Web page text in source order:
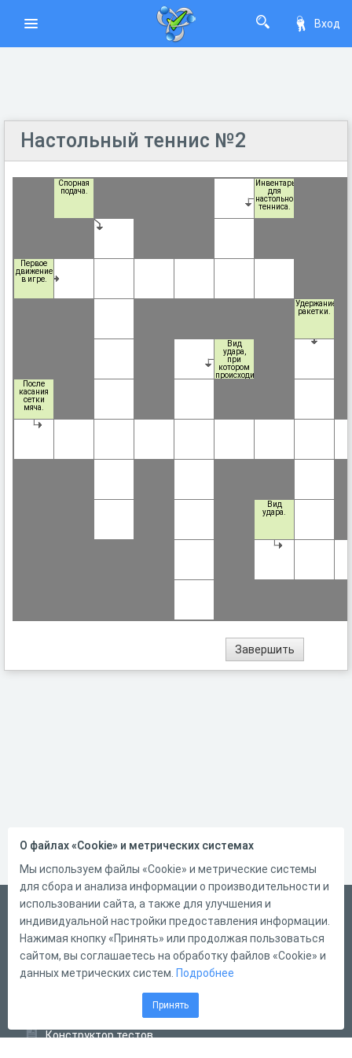
Вход
Настольный теннис №2
Спорная
подача.
Инвентарь
для
настольного
тенниса.
Первое
движение
в игре.
Удержание
ракетки.
Вид
удара,
при
котором
происходит
После
касания
сетки
мяча.
Вид
удара.
Русский
Справка
Форма обратной связи
Конструктор тестов
О файлах «Cookie» и метрических системах
Мы используем файлы «Cookie» и метрические системы
для сбора и анализа информации о производительности и
использовании сайта, а также для улучшения и
индивидуальной настройки предоставления информации.
Нажимая кнопку «Принять» или продолжая пользоваться
сайтом, вы соглашаетесь на обработку файлов «Cookie» и
данных метрических систем. Подробнее
Принять